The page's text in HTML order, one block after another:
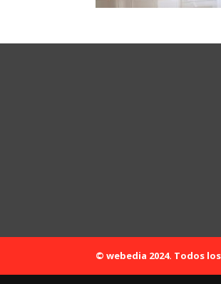
© webedia 2024. Todos